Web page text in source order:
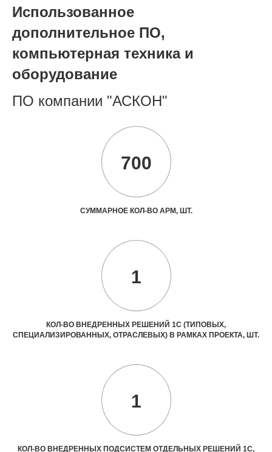
Использованное
дополнительное ПО,
компьютерная техника и
оборудование
ПО компании "АСКОН"
700
СУММАРНОЕ КОЛ-ВО АРМ, ШТ.
1
КОЛ-ВО ВНЕДРЕННЫХ РЕШЕНИЙ 1С (ТИПОВЫХ,
СПЕЦИАЛИЗИРОВАННЫХ, ОТРАСЛЕВЫХ) В РАМКАХ ПРОЕКТА, ШТ.
1
КОЛ-ВО ВНЕДРЕННЫХ ПОДСИСТЕМ ОТДЕЛЬНЫХ РЕШЕНИЙ 1С,